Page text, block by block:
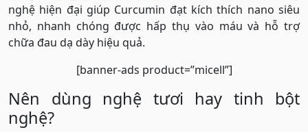
nghệ hiện đại giúp Curcumin đạt kích thích nano siêu
nhỏ, nhanh chóng được hấp thụ vào máu và hỗ trợ
chữa đau dạ dày hiệu quả.
[banner-ads product=”micell”]
Nên dùng nghệ tươi hay tinh bột
nghệ?